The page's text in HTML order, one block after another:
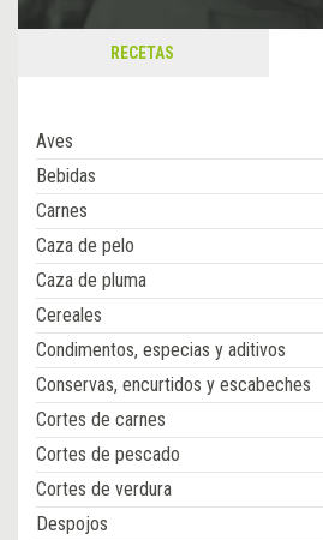
RECETAS
Aves
Bebidas
Carnes
Caza de pelo
Caza de pluma
Cereales
Condimentos, especias y aditivos
Conservas, encurtidos y escabeches
Cortes de carnes
Cortes de pescado
Cortes de verdura
Despojos